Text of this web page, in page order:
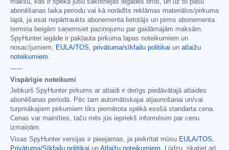
maksu, kas ir spēkā jūsu sākotnējās iegādes brīdī, un uz to pašu
abonēšanas laika periodu vai kā norādīts reklāmas materiālos/pirkuma
lapā, ja esat nepārtraukts abonementa lietotājs un pirms abonementa
termiņa beigām saņemsiet paziņojumu par gaidāmajām maksām.
SpyHunter iegāde ir pakļauta pirkuma lapas noteikumiem un
nosacījumiem, EULA/TOS, privātuma/sīkfailu politikai un atlaižu
noteikumiem.
------
Vispārīgie noteikumi
Jebkurš SpyHunter pirkums ar atlaidi ir derīgs piedāvātajā atlaides
abonēšanas periodā. Pēc tam automātiskajai atjaunošanai un/vai
turpmākajiem pirkumiem tiks piemērota spēkā esošā standarta cena.
Cenas var mainīties, taču mēs jūs iepriekš informēsim par cenu
izmaiņām.
Visas SpyHunter versijas ir pieejamas, ja piekrītat mūsu EULA/TOS,
Privātuma/Sīkfailu politikai un Atlaižu noteikumiem. Lūdzu, skatiet arī